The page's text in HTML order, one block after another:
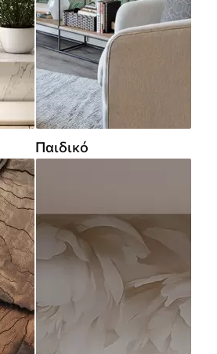
Παιδικό